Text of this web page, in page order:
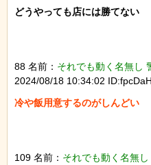
どうやっても店には勝てない
88 名前： それでも動く名無し
2024/08/18 10:34:02
冷や飯用意するのがしんどい
109 名前： それでも動く名無